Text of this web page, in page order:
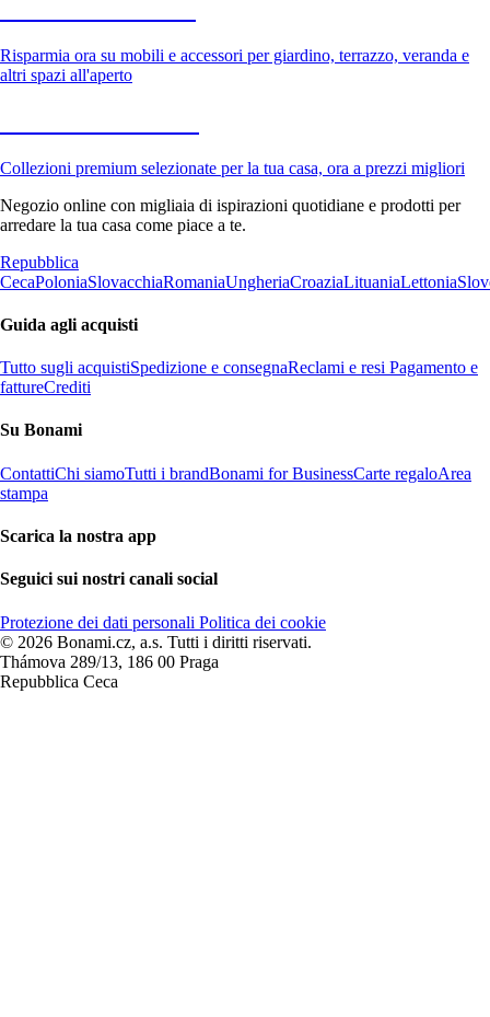
Risparmia ora su mobili e accessori per giardino, terrazzo, veranda e
altri spazi all'aperto
Collezioni premium selezionate per la tua casa, ora a prezzi migliori
Negozio online con migliaia di ispirazioni quotidiane e prodotti per
arredare la tua casa come piace a te.
Repubblica
CecaPoloniaSlovacchiaRomaniaUngheriaCroaziaLituaniaLettonia
Guida agli acquisti
Tutto sugli acquistiSpedizione e consegnaReclami e resi Pagamento e
fattureCrediti
Su Bonami
ContattiChi siamoTutti i brandBonami for BusinessCarte regaloArea
stampa
Scarica la nostra app
Seguici sui nostri canali social
Protezione dei dati personali Politica dei cookie
© 2026 Bonami.cz, a.s. Tutti i diritti riservati.
Thámova 289/13, 186 00 Praga
Repubblica Ceca